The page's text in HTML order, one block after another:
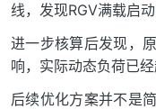
线，发现RGV满载启
进一步核算后发现，
响，实际动态负荷已
后续优化方案并不是